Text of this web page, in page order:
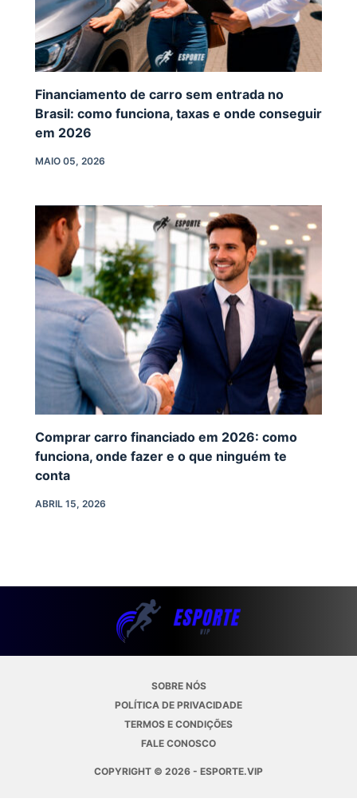
Financiamento de carro sem entrada no
Brasil: como funciona, taxas e onde conseguir
em 2026
MAIO 05, 2026
Comprar carro financiado em 2026: como
funciona, onde fazer e o que ninguém te
conta
ABRIL 15, 2026
SOBRE NÓS
POLÍTICA DE PRIVACIDADE
TERMOS E CONDIÇÕES
FALE CONOSCO
COPYRIGHT © 2026 - ESPORTE.VIP